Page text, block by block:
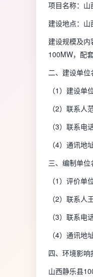
项目名称：山
建设地点：山
建设规模及
100MW，配
二、建设单
（1）建设单
（2）联系人
（3）联系电
（4）通讯地
三、编制单
（1）评价单
（2）联系人
（3）联系电
（4）通讯地
四、环境影
山西静乐县